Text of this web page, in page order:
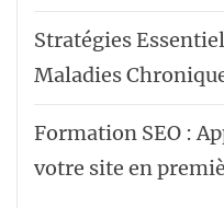
Stratégies
Maladies
Formation SEO :
votre site en